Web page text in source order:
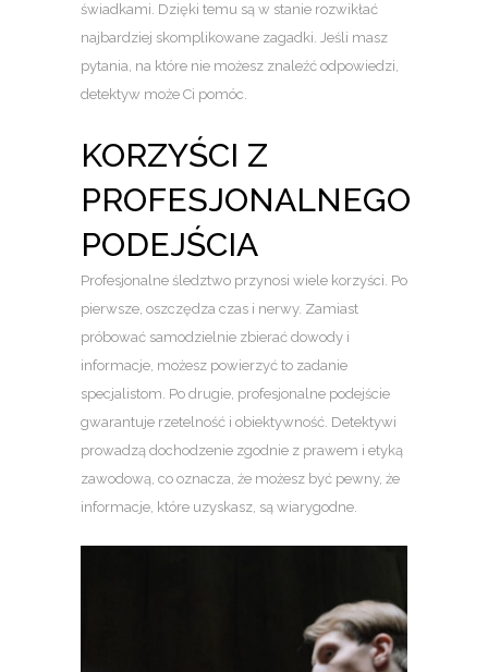
świadkami. Dzięki temu są w stanie rozwikłać
najbardziej skomplikowane zagadki. Jeśli masz
pytania, na które nie możesz znaleźć odpowiedzi,
detektyw może Ci pomóc.
KORZYŚCI Z
PROFESJONALNEGO
PODEJŚCIA
Profesjonalne śledztwo przynosi wiele korzyści. Po
pierwsze, oszczędza czas i nerwy. Zamiast
próbować samodzielnie zbierać dowody i
informacje, możesz powierzyć to zadanie
specjalistom. Po drugie, profesjonalne podejście
gwarantuje rzetelność i obiektywność. Detektywi
prowadzą dochodzenie zgodnie z prawem i etyką
zawodową, co oznacza, że możesz być pewny, że
informacje, które uzyskasz, są wiarygodne.